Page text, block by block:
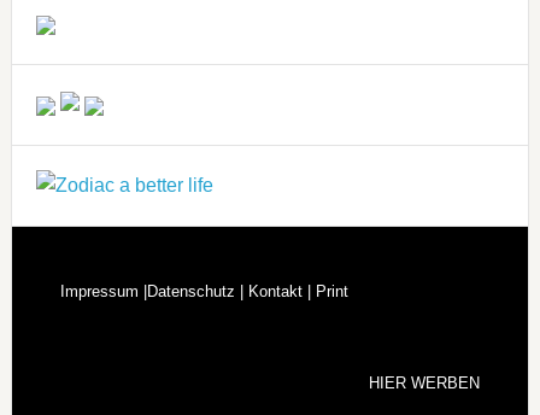
Impressum | Datenschutz | Kontakt | Print
HIER WERBEN